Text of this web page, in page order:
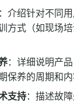
：介绍针对不同
方式（如现场
：详细说明产
保养的周期和内
支持：描述故